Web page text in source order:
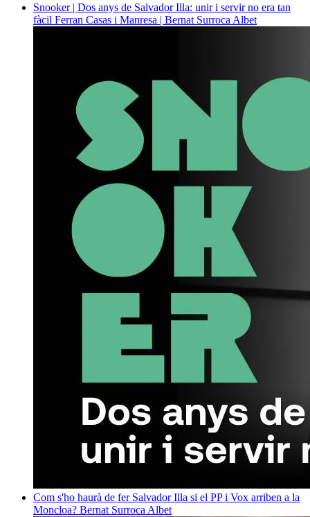
Snooker | Dos anys de Salvador Illa: unir i servir no era tan
fàcil Ferran Casas i Manresa | Bernat Surroca Albet
Com s'ho haurà de fer Salvador Illa si el PP i Vox arriben a la
Moncloa? Bernat Surroca Albet